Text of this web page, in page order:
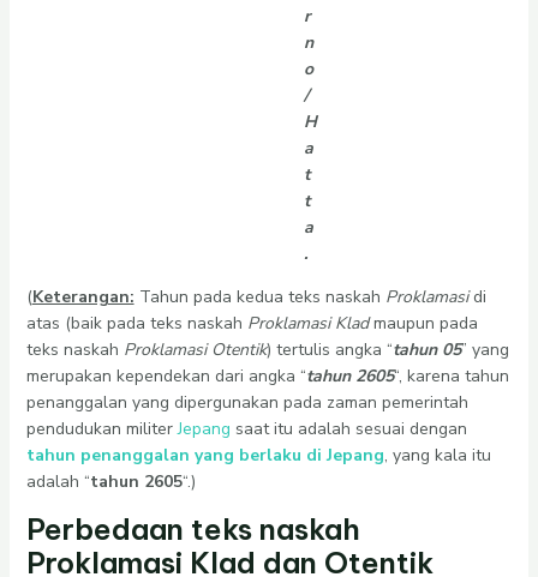
r
n
o
/
H
a
t
t
a
.
(Keterangan: Tahun pada kedua teks naskah Proklamasidi
atas (baik pada teks naskah Proklamasi Kladmaupun pada
teks naskah Proklamasi Otentik) tertulis angka “tahun 05” yang
merupakan kependekan dari angka “tahun 2605“, karena tahun
penanggalan yang dipergunakan pada zaman pemerintah
pendudukan militerJepang saat itu adalah sesuai dengan
tahun penanggalan yang berlaku di Jepang, yang kala itu
adalah “tahun 2605“.)
Perbedaan teks naskah
Proklamasi Klad dan Otentik